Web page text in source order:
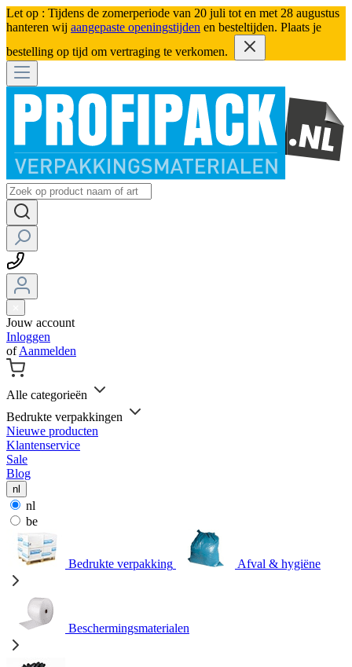
Let op : Tijdens de zomerperiode van 20 juli tot en met 28 augustus
hanteren wij aangepaste openingstijden en besteltijden. Plaats je
bestelling op tijd om vertraging te verkomen.
Jouw account
Inloggen
ofAanmelden
Alle categorieën
Bedrukte verpakkingen
Nieuwe producten
Klantenservice
Sale
Blog
nl
nl
be
Bedrukte verpakking Afval & hygiëne
Beschermingsmaterialen